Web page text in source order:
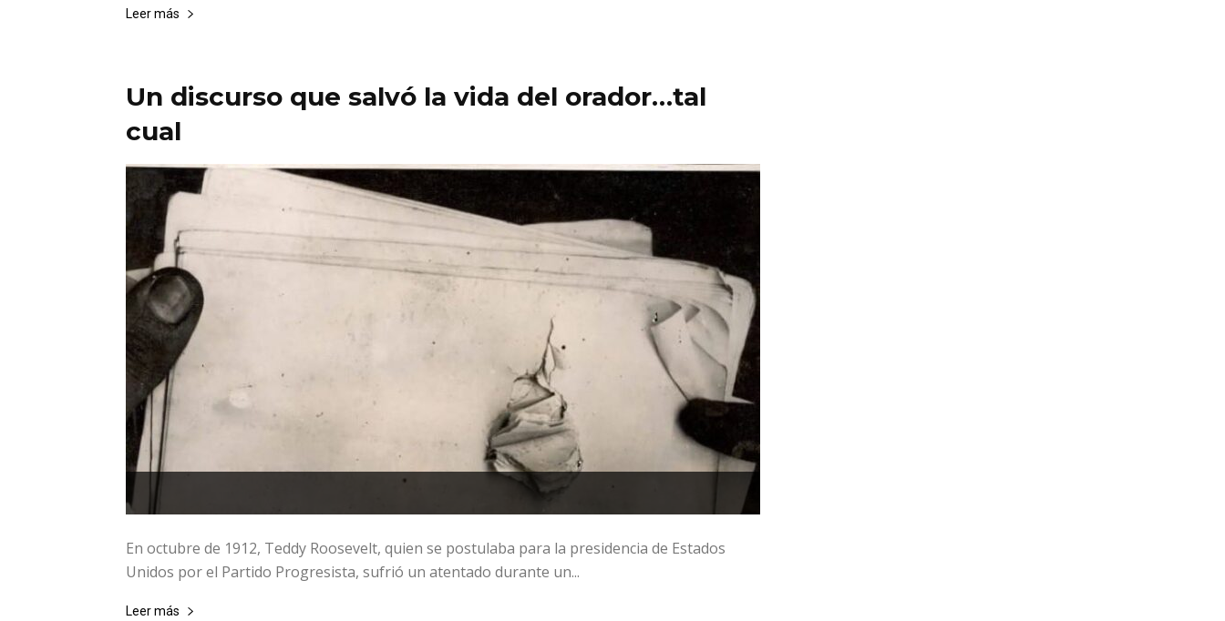
Leer más
Un discurso que salvó la vida del orador…tal
cual
En octubre de 1912, Teddy Roosevelt, quien se postulaba para la presidencia de Estados
Unidos por el Partido Progresista, sufrió un atentado durante un...
Leer más